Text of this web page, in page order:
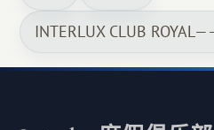
INTERLUX CLUB